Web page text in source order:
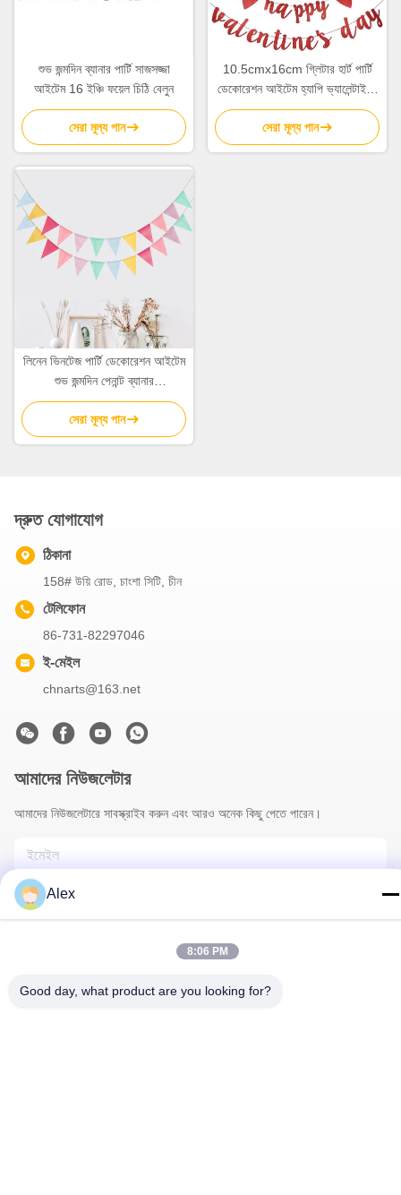
শুভ জন্মদিন ব্যানার পার্টি সাজসজ্জা
আইটেম 16 ইঞ্চি ফয়েল চিঠি বেলুন
সেরা মূল্য পান
10.5cmx16cm গ্লিটার হার্ট পার্টি
ডেকোরেশন আইটেম হ্যাপি ভ্যালেন্টাইনস
ডে সাইন ব্যানার
সেরা মূল্য পান
লিনেন ভিনটেজ পার্টি ডেকোরেশন আইটেম
শুভ জন্মদিন পেনান্ট ব্যানার
12.5cmx17cm
সেরা মূল্য পান
দ্রুত যোগাযোগ
ঠিকানা
158# উয়ি রোড, চাংশা সিটি, চীন
টেলিফোন
86-731-82297046
ই-মেইল
chnarts@163.net
আমাদের নিউজলেটার
আমাদের নিউজলেটারে সাবস্ক্রাইব করুন এবং আরও অনেক কিছু পেতে পারেন।
Alex
8:06 PM
Good day, what product are you looking for?